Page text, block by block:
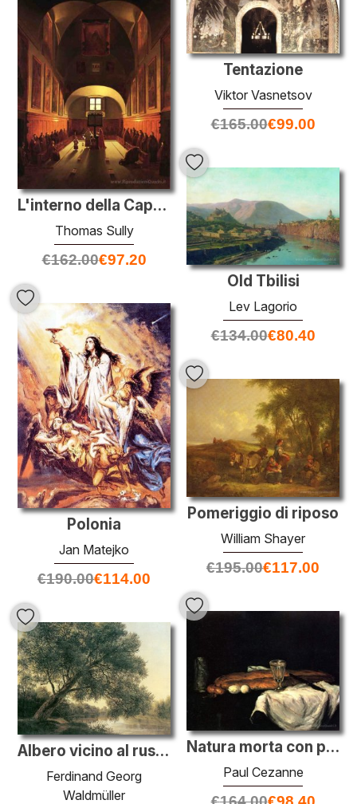
Tentazione
Viktor Vasnetsov
€165.00€99.00
L'interno della Cappella dei Cappuccini In piazza Barberini (dop
Thomas Sully
€162.00€97.20
Old Tbilisi
Lev Lagorio
€134.00€80.40
Polonia
Jan Matejko
€190.00€114.00
Pomeriggio di riposo
William Shayer
€195.00€117.00
Natura morta con pane e uova
Paul Cezanne
Albero vicino al ruscello
Ferdinand Georg
Waldmüller